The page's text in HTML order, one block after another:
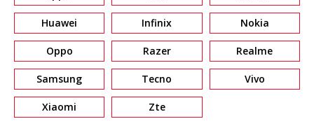
Huawei Infinix Nokia
Oppo Razer Realme
Samsung Tecno Vivo
Xiaomi Zte